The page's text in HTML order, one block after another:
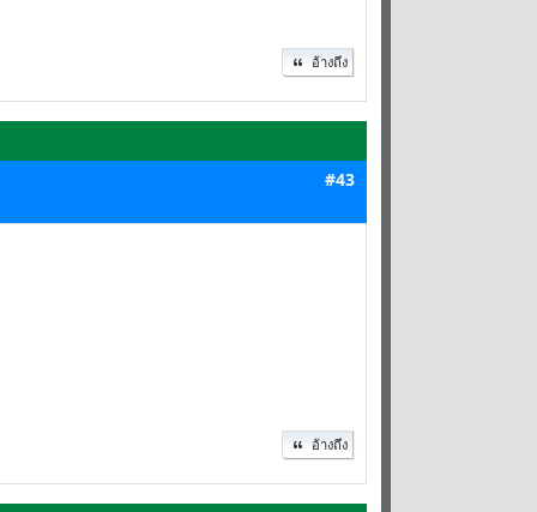
อ้างถึง
#43
อ้างถึง